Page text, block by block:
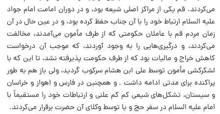
مى‌کردند. قم یکى از مراکز اصلى شیعه بود، و در دوران امامت امام جواد
علیه السلام ارتباط خود را با آن جناب حفظ کرده بود، و در عین حال در آن
زمان مردم قم با عاملان حکومتى که از طرف مأمون مى‌آمدند، مخالفت
مى‌کردند، و درگیرى‌هایى را به وجود آوردند، که موجب آن درخواست
کاهش خراج و مالیات بود که از طرف حکومت پذیرفته نشد، تا این که با
لشکرکشى مأمون توسط على ابن هشام سرکوب گردید، ولى باز هم به طور
پراکنده براى مدتى ادامه داشت . و همچنین در فارس و اهواز و خراسان
و سیستان، تشکل‌هاى شیعى کم کم علنى و ارتباطات خود را مستقیماً با
امام علیه السلام در سفر حج و یا توسط وکلاى آن حضرت برقرار مى‌کردند.